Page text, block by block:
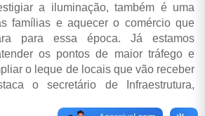
a iluminação, também é uma
famílias e aquecer o comércio que
para essa época. Já estamos
os pontos de maior tráfego e
o leque de locais que vão receber
o secretário de Infraestrutura,